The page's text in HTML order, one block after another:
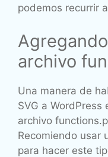
podemos recurrir
archivo
Una manera de
SVG a
archivo
Recomiendo usar
para hacer este